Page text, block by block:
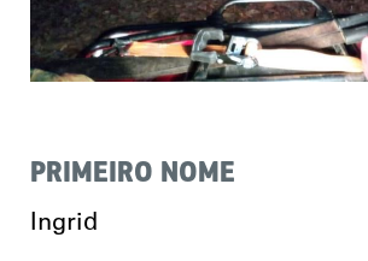
PRIMEIRO NOME
Ingrid